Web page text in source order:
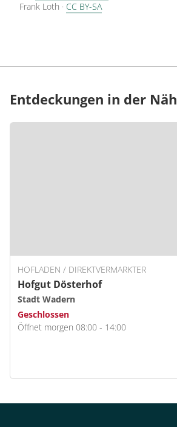
Frank Loth · CC BY-SA
Entdeckungen in der
HOFLADEN / DIREKTVERMARKTER
Hofgut Dösterhof
Stadt Wadern
Geschlossen
Öffnet morgen 08:00 - 14:00